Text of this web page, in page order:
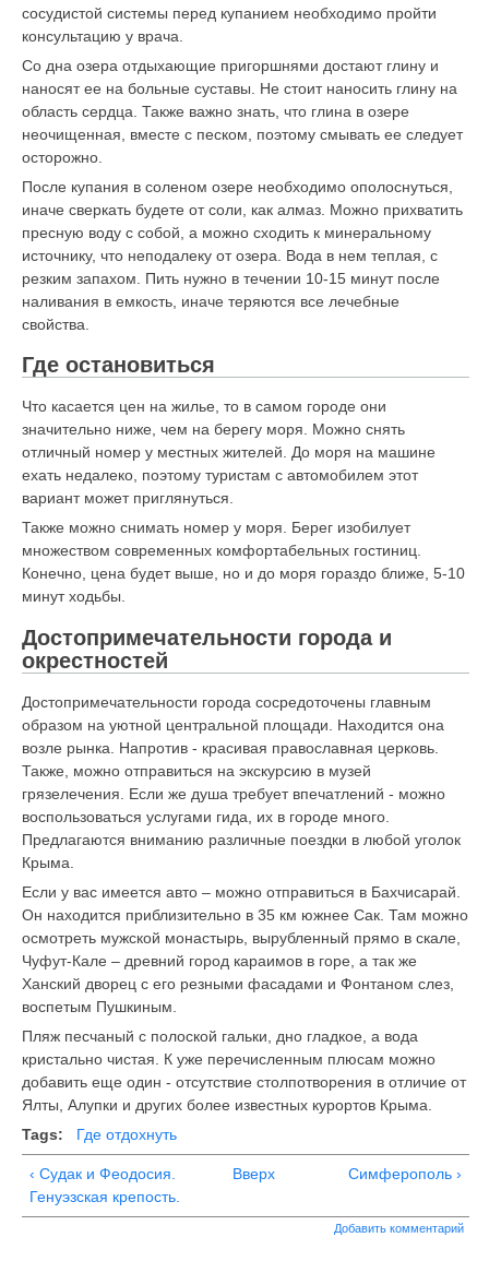
сосудистой системы перед купанием необходимо пройти
консультацию у врача.
Со дна озера отдыхающие пригоршнями достают глину и
наносят ее на больные суставы. Не стоит наносить глину на
область сердца. Также важно знать, что глина в озере
неочищенная, вместе с песком, поэтому смывать ее следует
осторожно.
После купания в соленом озере необходимо ополоснуться,
иначе сверкать будете от соли, как алмаз. Можно прихватить
пресную воду с собой, а можно сходить к минеральному
источнику, что неподалеку от озера. Вода в нем теплая, с
резким запахом. Пить нужно в течении 10-15 минут после
наливания в емкость, иначе теряются все лечебные
свойства.
Где остановиться
Что касается цен на жилье, то в самом городе они
значительно ниже, чем на берегу моря. Можно снять
отличный номер у местных жителей. До моря на машине
ехать недалеко, поэтому туристам с автомобилем этот
вариант может приглянуться.
Также можно снимать номер у моря. Берег изобилует
множеством современных комфортабельных гостиниц.
Конечно, цена будет выше, но и до моря гораздо ближе, 5-10
минут ходьбы.
Достопримечательности города и
окрестностей
Достопримечательности города сосредоточены главным
образом на уютной центральной площади. Находится она
возле рынка. Напротив - красивая православная церковь.
Также, можно отправиться на экскурсию в музей
грязелечения. Если же душа требует впечатлений - можно
воспользоваться услугами гида, их в городе много.
Предлагаются вниманию различные поездки в любой уголок
Крыма.
Если у вас имеется авто – можно отправиться в Бахчисарай.
Он находится приблизительно в 35 км южнее Сак. Там можно
осмотреть мужской монастырь, вырубленный прямо в скале,
Чуфут-Кале – древний город караимов в горе, а так же
Ханский дворец с его резными фасадами и Фонтаном слез,
воспетым Пушкиным.
Пляж песчаный с полоской гальки, дно гладкое, а вода
кристально чистая. К уже перечисленным плюсам можно
добавить еще один - отсутствие столпотворения в отличие от
Ялты, Алупки и других более известных курортов Крыма.
Tags:
Где отдохнуть
‹ Судак и Феодосия.
Генуэзская крепость.
Вверх Симферополь ›
Добавить комментарий